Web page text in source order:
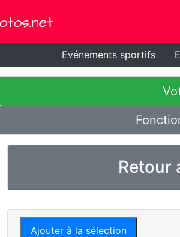
Evénements sportifs
Retour
Ajouter à la sélection